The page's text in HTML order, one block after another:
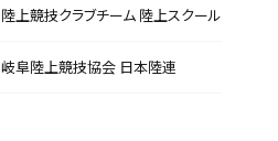
陸上競技クラブチーム 陸上スクール
岐阜陸上競技協会 日本陸連